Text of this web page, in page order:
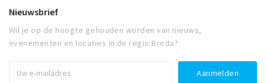
Nieuwsbrief
Wil je op de hoogte gehouden worden van nieuws,
evenementen en locaties in de regio Breda?